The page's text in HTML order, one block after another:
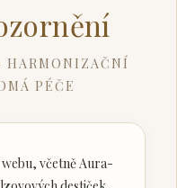
HARMONIZAČNÍ
PÉČE
včetně Aura-